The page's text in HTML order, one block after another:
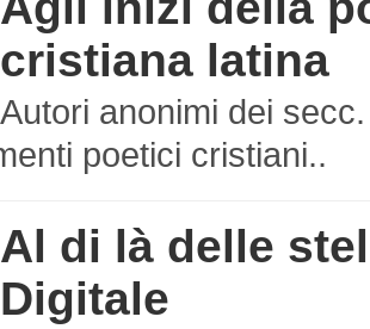
cristiana latina
Autori anonimi dei
poetici cristiani..
Al di là delle
Digitale